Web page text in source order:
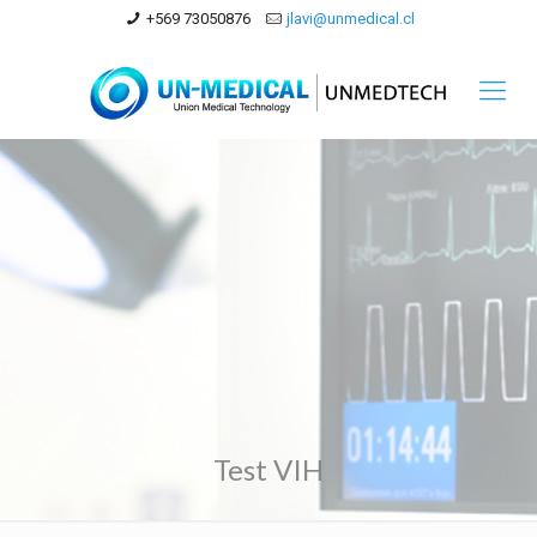
+569 73050876 jlavi@unmedical.cl
Test VIH